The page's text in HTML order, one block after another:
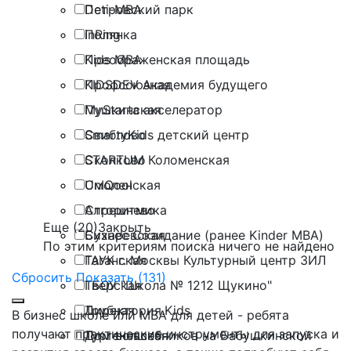
Петровский парк
Полянка
Преображенская площадь
Профсоюзная
Пушкинская
Свиблово
Сколково
Смоленская
Стрешнево
Сухаревская
Таганская
Тверская
Трубная
Тургеневская
Deti-MBA
inRing
Kids MBA
KIDSDEV Академия будущего
MyStarta акселератор
SmartyKids детский центр
STARTUM Коломенская
UnIQool
Алгоритмика
Бизнес Созидание (ранее Kinder MBA)
ГАУК г. Москвы Культурный центр ЗИЛ
ГБОУ "Школа № 1212 Щукино"
Директория.Kids
Дом волшебников на Бабушкинской
Еще (20)Закрыть
По этим критериям поиска ничего не найдено
Сбросить Показать (131)
В бизнес школе или МВА для детей - ребята
получают практические инструменты для запуска и